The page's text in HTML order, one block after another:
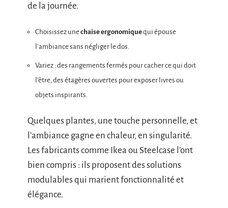
de la journée.
Choisissez unechaise ergonomiquequi épouse
l’ambiance sans négliger le dos.
Variez : des rangements fermés pour cacher ce qui doit
l’être, des étagères ouvertes pour exposer livres ou
objets inspirants.
Quelques plantes, une touche personnelle, et
l’ambiance gagne en chaleur, en singularité.
Les fabricants comme Ikea ou Steelcase l’ont
bien compris : ils proposent des solutions
modulables qui marient fonctionnalité et
élégance.